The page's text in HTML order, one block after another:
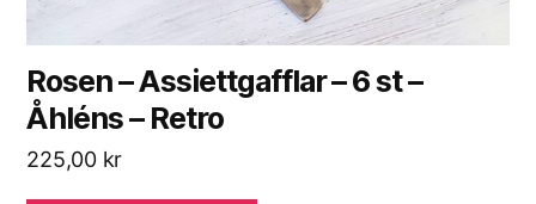
Rosen – Assiettgafflar – 6 st –
Åhléns – Retro
225,00 kr